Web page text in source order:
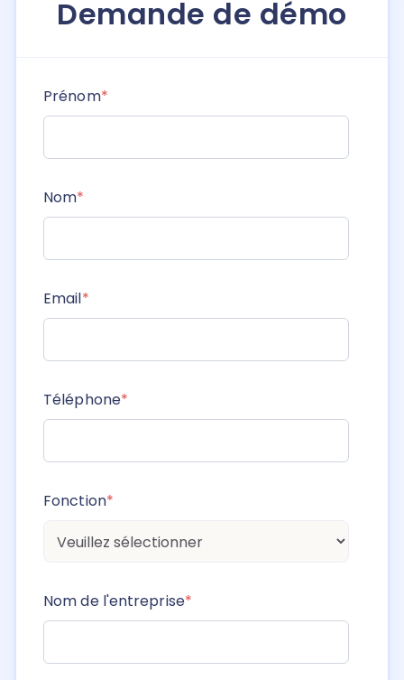
Demande de démo
Prénom*
Nom*
Email*
Téléphone*
Fonction*
Nom de l'entreprise*